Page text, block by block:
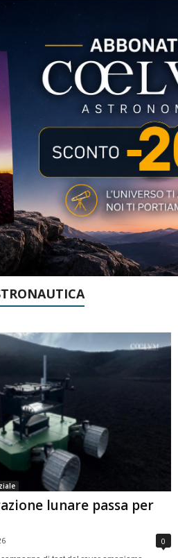
lunare passa per
0